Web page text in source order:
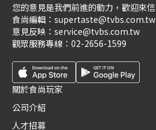
您的意見是我們前進的動力，歡迎來
食尚編輯： supertaste@tvbs.com.tw
意見反映： service@tvbs.com.tw
觀眾服務專線： 02-2656-1599
關於食尚玩家
公司介紹
人才招募